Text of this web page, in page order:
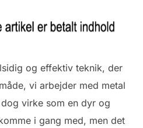
og effektiv teknik, der
vi arbejder med metal
virke som en dyr og
i gang med, men det